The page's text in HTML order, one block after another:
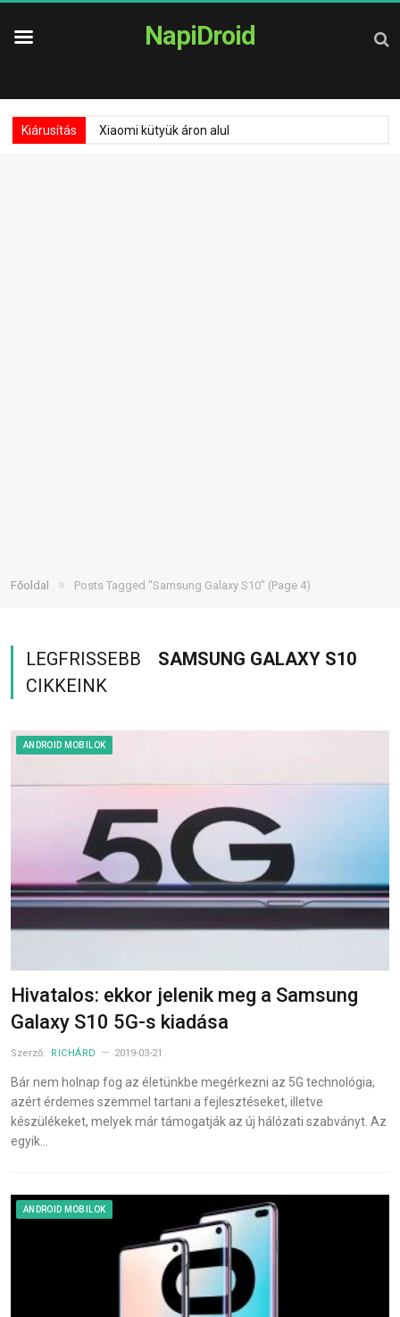
NapiDroid
Kiárusítás Xiaomi kütyük áron alul
Főoldal » Posts Tagged "Samsung Galaxy S10" (Page 4)
LEGFRISSEBB
SAMSUNG GALAXY S10
CIKKEINK
ANDROID MOBILOK
Hivatalos: ekkor jelenik meg a Samsung
Galaxy S10 5G-s kiadása
Szerző: RICHÁRD 2019-03-21
Bár nem holnap fog az életünkbe megérkezni az 5G technológia,
azért érdemes szemmel tartani a fejlesztéseket, illetve
készülékeket, melyek már támogatják az új hálózati szabványt. Az
egyik…
ANDROID MOBILOK